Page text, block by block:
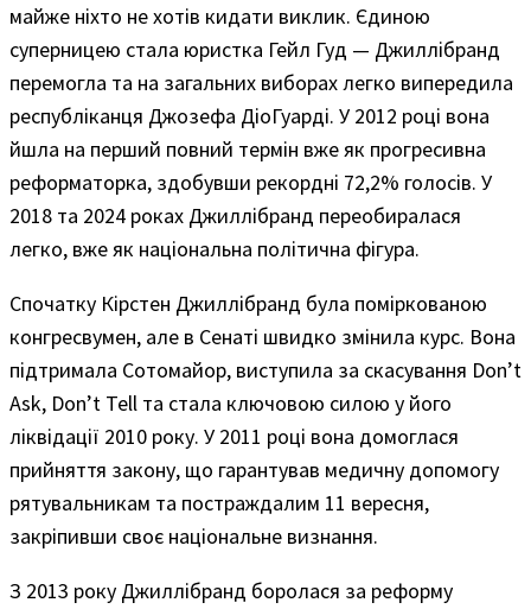
майже ніхто не хотів кидати виклик. Єдиною
суперницею стала юристка Гейл Гуд — Джиллібранд
перемогла та на загальних виборах легко випередила
республіканця Джозефа ДіоГуарді. У 2012 році вона
йшла на перший повний термін вже як прогресивна
реформаторка, здобувши рекордні 72,2% голосів. У
2018 та 2024 роках Джиллібранд переобиралася
легко, вже як національна політична фігура.
Спочатку Кірстен Джиллібранд була поміркованою
конгресвумен, але в Сенаті швидко змінила курс. Вона
підтримала Сотомайор, виступила за скасування Don’t
Ask, Don’t Tell та стала ключовою силою у його
ліквідації 2010 року. У 2011 році вона домоглася
прийняття закону, що гарантував медичну допомогу
рятувальникам та постраждалим 11 вересня,
закріпивши своє національне визнання.
З 2013 року Джиллібранд боролася за реформу